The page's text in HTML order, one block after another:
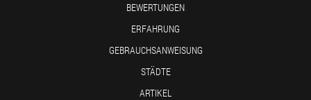
BEWERTUNGEN
ERFAHRUNG
GEBRAUCHSANWEISUNG
STÄDTE
ARTIKEL